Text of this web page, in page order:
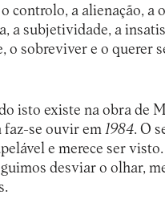
controlo, a alienação, a
a subjetividade, a
o sobreviver e o querer
isto existe na obra de
faz-se ouvir em 1984. O
e merece ser
desviar o olhar,